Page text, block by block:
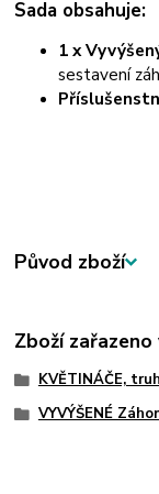
Sada obsahuje:
1 x
sestavení
Původ zboží
Zboží
KVĚTINÁČE,
VYVÝŠENÉ